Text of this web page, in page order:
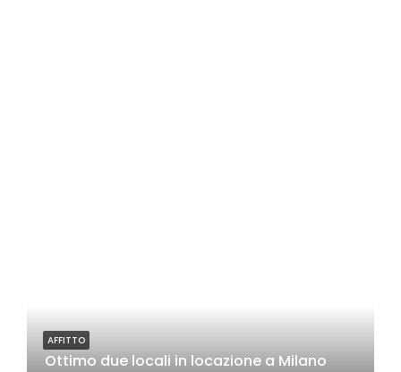
Ottimo due locali in locazione a Milano
AFFITTO